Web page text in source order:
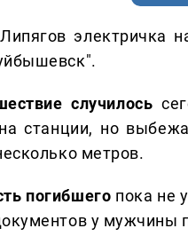
электричка
случилось
станции, но
метров.
погибшего пока не
у мужчины